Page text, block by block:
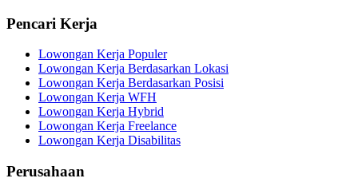
Pencari Kerja
Lowongan Kerja Populer
Lowongan Kerja Berdasarkan Lokasi
Lowongan Kerja Berdasarkan Posisi
Lowongan Kerja WFH
Lowongan Kerja Hybrid
Lowongan Kerja Freelance
Lowongan Kerja Disabilitas
Perusahaan